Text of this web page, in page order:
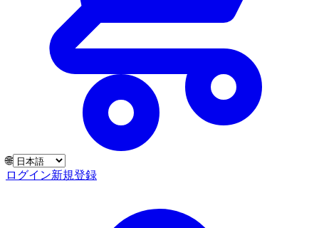
🌐
ログイン新規登録